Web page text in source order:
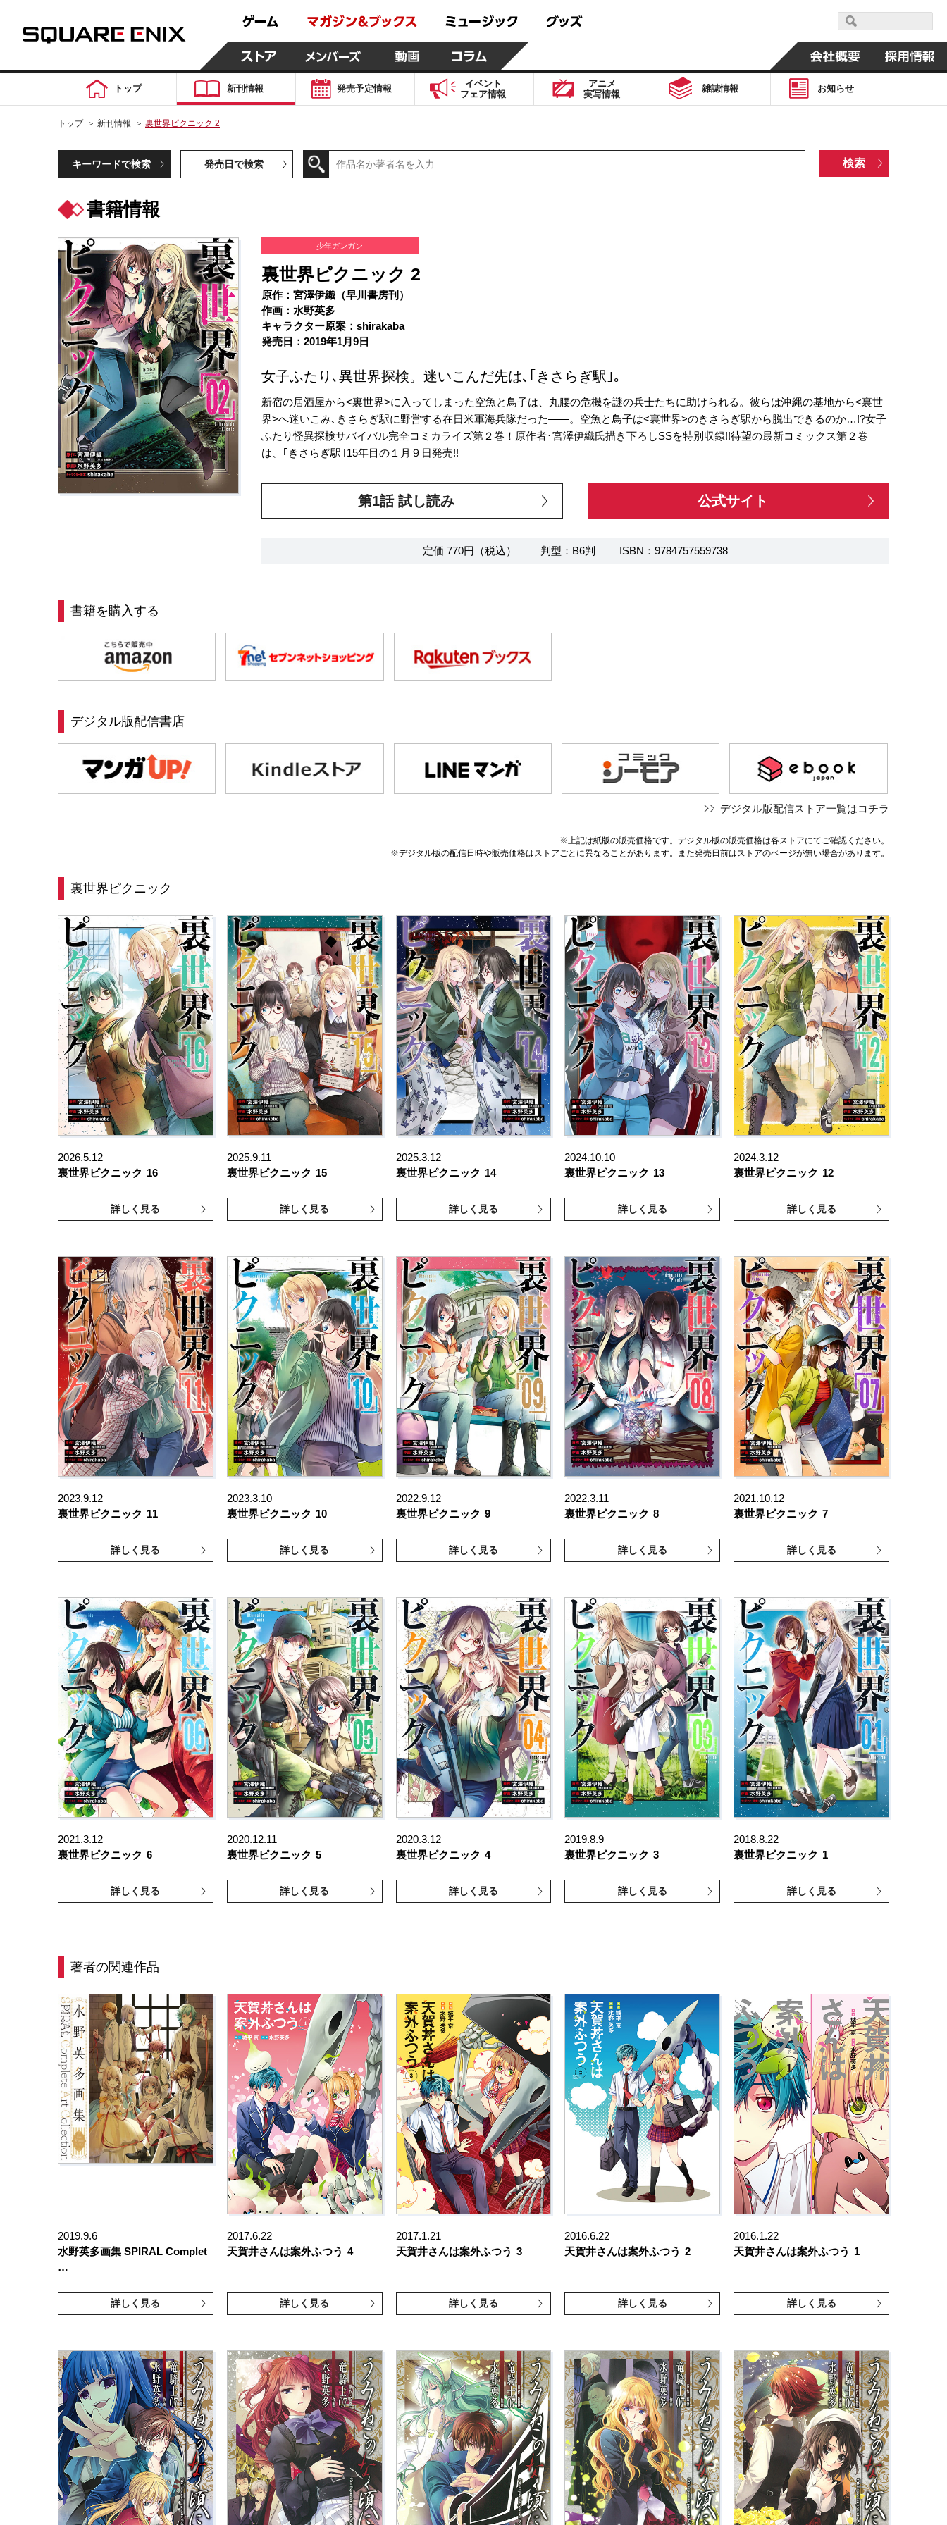
トップ 新刊情報 発売予定情報
イベント
フェア情報
アニメ
実写情報
雑誌情報 お知らせ
トップ ＞ 新刊情報 ＞ 裏世界ピクニック 2
キーワードで検索 発売日で検索
書籍情報
少年ガンガン
裏世界ピクニック 2
原作：宮澤伊織（早川書房刊）
作画：水野英多
キャラクター原案：shirakaba
発売日：2019年1月9日
女子ふたり､異世界探検。迷いこんだ先は､｢きさらぎ駅｣。
新宿の居酒屋から<裏世界>に入ってしまった空魚と鳥子は、丸腰の危機を謎の兵士たちに助けられる。彼らは沖縄の基地から<裏世
界>へ迷いこみ､きさらぎ駅に野営する在日米軍海兵隊だった――。空魚と鳥子は<裏世界>のきさらぎ駅から脱出できるのか…!?女子
ふたり怪異探検サバイバル完全コミカライズ第２巻！原作者･宮澤伊織氏描き下ろしSSを特別収録!!待望の最新コミックス第２巻
は、｢きさらぎ駅｣15年目の１月９日発売!!
第1話 試し読み 公式サイト
定価 770円（税込） 判型：B6判 ISBN：9784757559738
書籍を購入する
デジタル版配信書店
デジタル版配信ストア一覧はコチラ
※上記は紙版の販売価格です。デジタル版の販売価格は各ストアにてご確認ください。
※デジタル版の配信日時や販売価格はストアごとに異なることがあります。また発売日前はストアのページが無い場合があります。
裏世界ピクニック
2026.5.12
裏世界ピクニック 16
詳しく見る
2025.9.11
裏世界ピクニック 15
詳しく見る
2025.3.12
裏世界ピクニック 14
詳しく見る
2024.10.10
裏世界ピクニック 13
詳しく見る
2024.3.12
裏世界ピクニック 12
詳しく見る
2023.9.12
裏世界ピクニック 11
詳しく見る
2023.3.10
裏世界ピクニック 10
詳しく見る
2022.9.12
裏世界ピクニック 9
詳しく見る
2022.3.11
裏世界ピクニック 8
詳しく見る
2021.10.12
裏世界ピクニック 7
詳しく見る
2021.3.12
裏世界ピクニック 6
詳しく見る
2020.12.11
裏世界ピクニック 5
詳しく見る
2020.3.12
裏世界ピクニック 4
詳しく見る
2019.8.9
裏世界ピクニック 3
詳しく見る
2018.8.22
裏世界ピクニック 1
詳しく見る
著者の関連作品
2019.9.6
水野英多画集 SPIRAL Complet
…
詳しく見る
2017.6.22
天賀井さんは案外ふつう 4
詳しく見る
2017.1.21
天賀井さんは案外ふつう 3
詳しく見る
2016.6.22
天賀井さんは案外ふつう 2
詳しく見る
2016.1.22
天賀井さんは案外ふつう 1
詳しく見る